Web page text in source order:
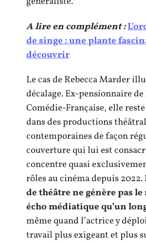
A lire en complément :
de singe : une plante
découvrir
Le cas de Rebecca Marder
décalage. Ex-pensionnaire de
Comédie-Française, elle
dans des productions
contemporaines de façon
couverture qui lui est
concentre quasi
rôles au cinéma depuis 2022.
de théâtre ne génère pas le
écho médiatique qu’un
même quand l’actrice y
travail plus exigeant et plus